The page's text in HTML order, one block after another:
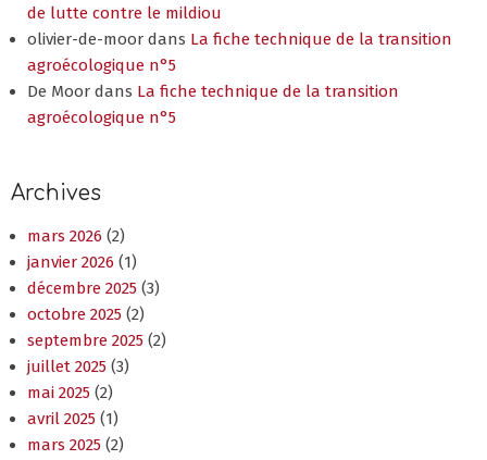
de lutte contre le mildiou
olivier-de-moor dans La fiche technique de la transition
agroécologique n°5
De Moor dans La fiche technique de la transition
agroécologique n°5
Archives
mars 2026 (2)
janvier 2026 (1)
décembre 2025 (3)
octobre 2025 (2)
septembre 2025 (2)
juillet 2025 (3)
mai 2025 (2)
avril 2025 (1)
mars 2025 (2)